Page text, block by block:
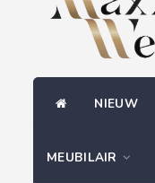
NIEUW
MEUBILAIR